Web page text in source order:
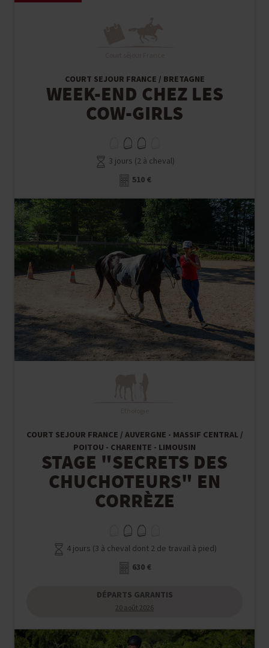
COURT SEJOUR FRANCE / BRETAGNE
WEEK-END CHEZ LES
COW-GIRLS
3 jours (2 à cheval)
510 €
COURT SEJOUR FRANCE / AUVERGNE - MASSIF CENTRAL /
POITOU - CHARENTE - LIMOUSIN
STAGE "SECRETS DES
CHUCHOTEURS" EN
CORRÈZE
4 jours (3 à cheval dont 2 de travail à pied)
630 €
DÉPARTS GARANTIS
20 août 2026